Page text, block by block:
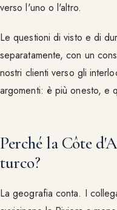
verso l'uno o l'altro.
Le questioni di visto e di
separatamente, con un
nostri clienti verso gli
argomenti: è più onesto, e
Perché la Côte
turco?
La geografia conta. I